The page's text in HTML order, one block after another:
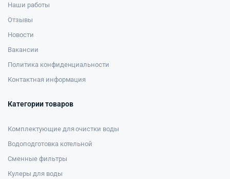
Наши работы
Отзывы
Новости
Вакансии
Политика конфиденциальности
Контактная информация
Категории товаров
Комплектующие для очистки воды
Водоподготовка котельной
Сменные фильтры
Кулеры для воды